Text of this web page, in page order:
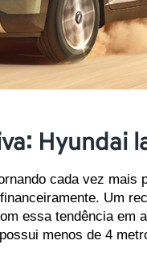
Hyundai
cada vez mais
Um
essa tendência
menos de 4